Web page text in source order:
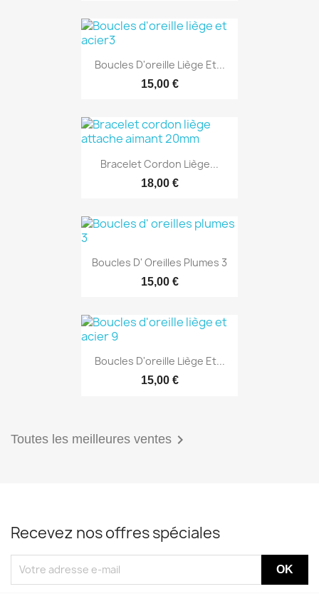
Boucles D'oreille Liège Et...
15,00 €
Bracelet Cordon Liège...
18,00 €
Boucles D' Oreilles Plumes 3
15,00 €
Boucles D'oreille Liège Et...
15,00 €
Toutes les meilleures ventes 
Recevez nos offres spéciales